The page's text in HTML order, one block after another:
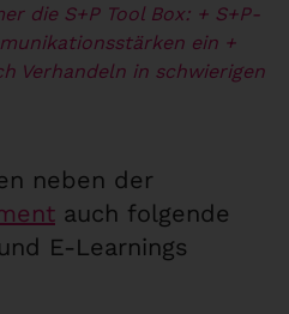
die S+P Tool Box: + S+P-
ein +
Verhandeln in schwierigen
neben der
auch folgende
E-Learnings